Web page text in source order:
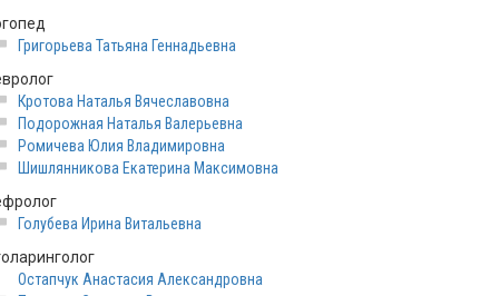
Григорьева Татьяна Геннадьевна
Кротова Наталья Вячеславовна
Подорожная Наталья Валерьевна
Ромичева Юлия Владимировна
Шишлянникова Екатерина Максимовна
Голубева Ирина Витальевна
Остапчук Анастасия Александровна